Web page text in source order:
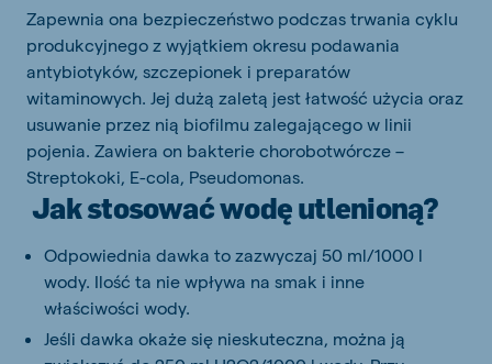
Zapewnia ona bezpieczeństwo podczas trwania cyklu
produkcyjnego z wyjątkiem okresu podawania
antybiotyków, szczepionek i preparatów
witaminowych. Jej dużą zaletą jest łatwość użycia oraz
usuwanie przez nią biofilmu zalegającego w linii
pojenia. Zawiera on bakterie chorobotwórcze –
Streptokoki, E-cola, Pseudomonas.
Jak stosować wodę utlenioną?
Odpowiednia dawka to zazwyczaj 50 ml/1000 l
wody. Ilość ta nie wpływa na smak i inne
właściwości wody.
Jeśli dawka okaże się nieskuteczna, można ją